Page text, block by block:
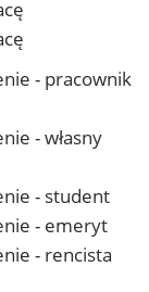
- pracownik
- własny
- student
- emeryt
- rencista